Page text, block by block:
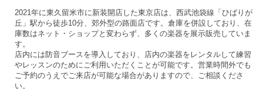
2021年に東久留米市に新装開店した東京店は、西武池袋線「ひばりが
丘」駅から徒歩10分、郊外型の路面店です。倉庫を併設しており、在
庫数はネット・ショップと変わらず、多くの楽器を展示販売していま
す。
店内には防音ブースを導入しており、店内の楽器をレンタルして練習
やレッスンのためにご利用いただくことが可能です。営業時間外でも
ご予約のうえでご来店が可能な場合がありますので、ご相談くださ
い。